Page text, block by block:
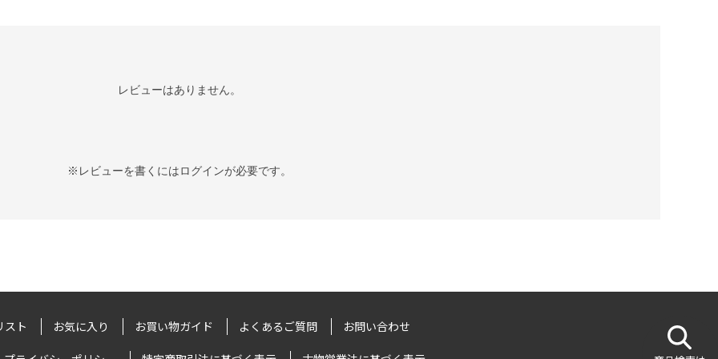
レビューはありません。
※レビューを書くにはログインが必要です。
スト お気に入り お買い物ガイド よくあるご質問 お問い合わせ